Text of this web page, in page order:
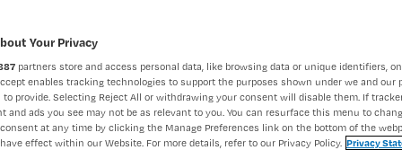
Your Privacy
partners store and access personal data, like browsing data or unique identifiers,
enables tracking technologies to support the purposes shown under we and our
to provide. Selecting Reject All or withdrawing your consent will disable them. If
and ads you see may not be as relevant to you. You can resurface this menu to
at any time by clicking the Manage Preferences link on the bottom of the
effect within our Website. For more details, refer to our Privacy Policy. Privacy